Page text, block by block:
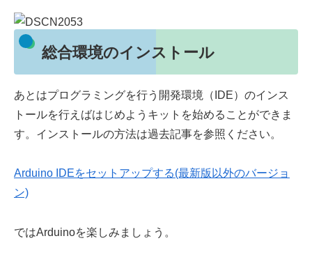
総合環境のインストール
あとはプログラミングを行う開発環境（IDE）のインス
トールを行えばはじめようキットを始めることができま
す。インストールの方法は過去記事を参照ください。
Arduino IDEをセットアップする(最新版以外のバージョ
ン)
ではArduinoを楽しみましょう。